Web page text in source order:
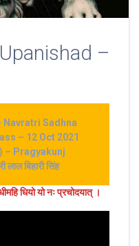
–
Navratri Sadhna
– 12 Oct 2021
– Pragyakunj
बिहारी सिंह
धियो यो नः प्रचोदयात्‌ ।